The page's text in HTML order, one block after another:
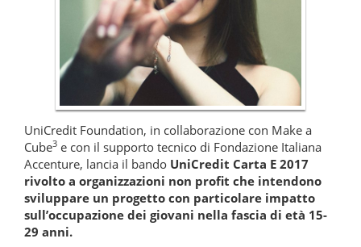
UniCredit Foundation, in collaborazione con Make a
Cube3 e con il supporto tecnico di Fondazione Italiana
Accenture, lancia il bando UniCredit Carta E 2017
rivolto a organizzazioni non profit che intendono
sviluppare un progetto con particolare impatto
sull’occupazione dei giovani nella fascia di età 15-
29 anni.